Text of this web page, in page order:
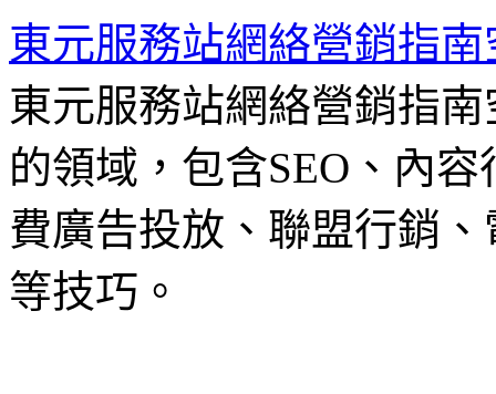
東元服務站網絡營銷指南
東元服務站網絡營銷指
的領域，包含SEO、內
費廣告投放、聯盟行銷
等技巧。